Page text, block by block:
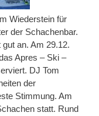
Wiederstein für
der Schachenbar.
an. Am 29.12.
Apres – Ski –
DJ Tom
der
Stimmung. Am
statt. Rund